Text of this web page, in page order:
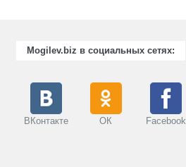
Mogilev.biz в социальных сетях:
ВКонтакте ОК Facebook